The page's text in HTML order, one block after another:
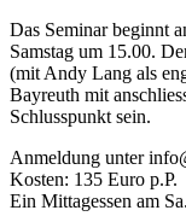
Das Seminar beginnt
Samstag um 15.00.
(mit Andy Lang als
Bayreuth mit
Schlusspunkt sein.
Anmeldung unter
Kosten: 135 Euro p.P.
Ein Mittagessen am